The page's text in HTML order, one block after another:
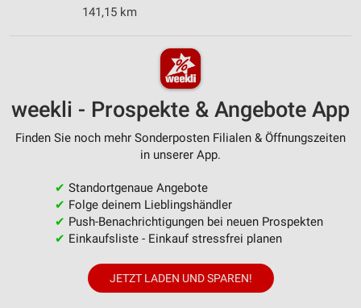
141,15 km
weekli - Prospekte & Angebote App
Finden Sie noch mehr Sonderposten Filialen & Öffnungszeiten
in unserer App.
✔ Standortgenaue Angebote
✔ Folge deinem Lieblingshändler
✔ Push-Benachrichtigungen bei neuen Prospekten
✔ Einkaufsliste - Einkauf stressfrei planen
JETZT LADEN UND SPAREN!